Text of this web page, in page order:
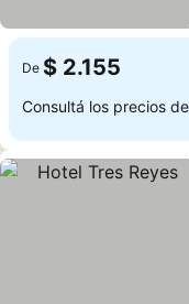
De $ 2.155
Consultá los precios de